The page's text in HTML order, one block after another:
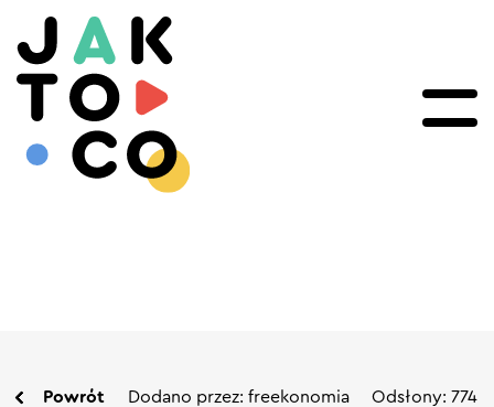
Powrót Dodano przez: freekonomia Odsłony: 774